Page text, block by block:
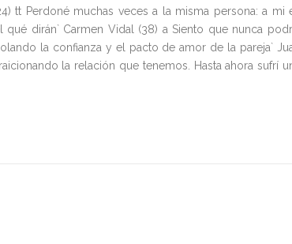
tt Perdoné muchas veces a la misma persona: a mi
dirán` Carmen Vidal (38) a Siento que nunca
la confianza y el pacto de amor de la pareja`
la relación que tenemos. Hasta ahora sufrí